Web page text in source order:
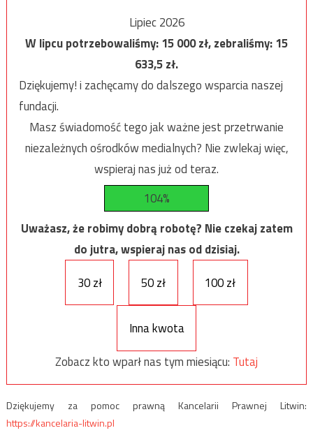
Lipiec 2026
W lipcu potrzebowaliśmy:15 000zł, zebraliśmy:15
633,5zł.
Dziękujemy! i zachęcamy do dalszego wsparcia naszej
fundacji.
Masz świadomość tego jak ważne jest przetrwanie
niezależnych ośrodków medialnych? Nie zwlekaj więc,
wspieraj nas już od teraz.
104%
Uważasz, że robimy dobrą robotę? Nie czekaj zatem
do jutra, wspieraj nas od dzisiaj.
30 zł
50 zł 100 zł
Inna kwota
Zobacz kto wparł nas tym miesiącu: Tutaj
Dziękujemy za pomoc prawną Kancelarii Prawnej Litwin:
https://kancelaria-litwin.pl